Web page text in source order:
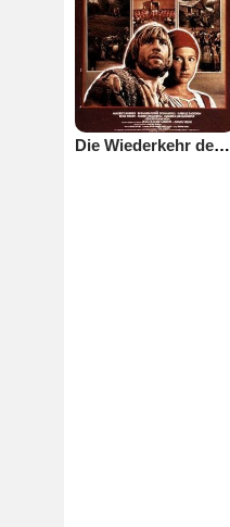
Die Wiederkehr des Martin Guerre